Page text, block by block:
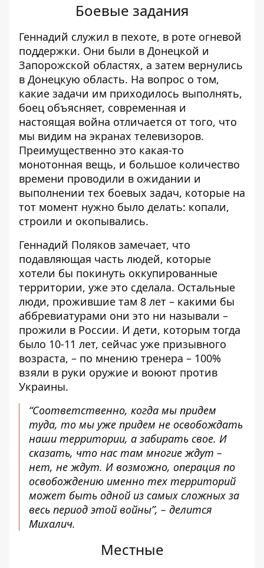
Боевые задания
Геннадий служил в пехоте, в роте огневой
поддержки. Они были в Донецкой и
Запорожской областях, а затем вернулись
в Донецкую область. На вопрос о том,
какие задачи им приходилось выполнять,
боец ​​объясняет, современная и
настоящая война отличается от того, что
мы видим на экранах телевизоров.
Преимущественно это какая-то
монотонная вещь, и большое количество
времени проводили в ожидании и
выполнении тех боевых задач, которые на
тот момент нужно было делать: копали,
строили и окопывались.
Геннадий Поляков замечает, что
подавляющая часть людей, которые
хотели бы покинуть оккупированные
территории, уже это сделала. Остальные
люди, прожившие там 8 лет – какими бы
аббревиатурами они это ни называли –
прожили в России. И дети, которым тогда
было 10-11 лет, сейчас уже призывного
возраста, – по мнению тренера – 100%
взяли в руки оружие и воюют против
Украины.
“Соответственно, когда мы придем
туда, то мы уже придем не освобождать
наши территории, а забирать свое. И
сказать, что нас там многие ждут –
нет, не ждут. И возможно, операция по
освобождению именно тех территорий
может быть одной из самых сложных за
весь период этой войны”, – делится
Михалич.
Местные